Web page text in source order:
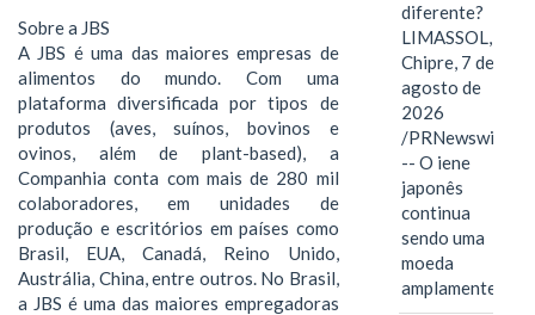
Sobre a JBS
A JBS é uma das maiores empresas de
alimentos do mundo. Com uma
plataforma diversificada por tipos de
produtos (aves, suínos, bovinos e
ovinos, além de plant-based), a
Companhia conta com mais de 280 mil
colaboradores, em unidades de
produção e escritórios em países como
Brasil, EUA, Canadá, Reino Unido,
Austrália, China, entre outros. No Brasil,
a JBS é uma das maiores empregadoras
diferente?
LIMASSOL,
Chipre, 7 de
agosto de
2026
/PRNewswire/
-- O iene
japonês
continua
sendo uma
moeda
amplamente…